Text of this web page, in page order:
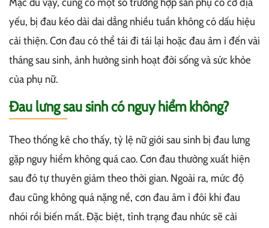
yếu, bị đau kéo dài dai dẳng nhiều tuần không có dấu hiệu
cải thiện. Cơn đau có thể tái đi tái lại hoặc đau âm ỉ đến vài
tháng sau sinh, ảnh hưởng sinh hoạt đời sống và sức khỏe
của phụ nữ.
Đau lưng sau sinh có nguy hiểm không?
Theo thống kê cho thấy, tỷ lệ nữ giới sau sinh bị đau lưng
gặp nguy hiểm không quá cao. Cơn đau thường xuất hiện
sau đó tự thuyên giảm theo thời gian. Ngoài ra, mức độ
đau cũng không quá nặng nề, cơn đau âm ỉ đôi khi đau
nhói rồi biến mất. Đặc biệt, tình trạng đau nhức sẽ cải